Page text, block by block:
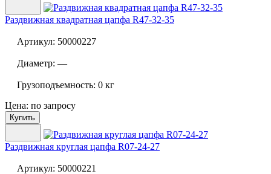
Раздвижная квадратная цапфа R47-32-35
Артикул: 50000227
Диаметр: —
Грузоподъемность: 0 кг
Цена: по запросу
Купить
Раздвижная круглая цапфа R07-24-27
Артикул: 50000221